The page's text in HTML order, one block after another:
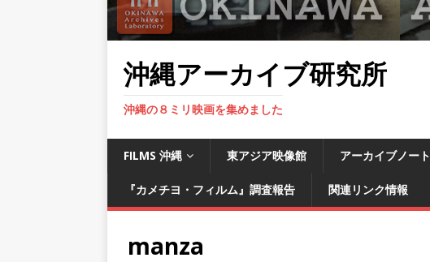
沖縄アーカイブ研究所
沖縄の８ミリ映画を集めました
FILMS 沖縄 東アジア映像館 アーカイブノート
『カメチヨ・フィルム』調査報告 関連リンク情報
manza